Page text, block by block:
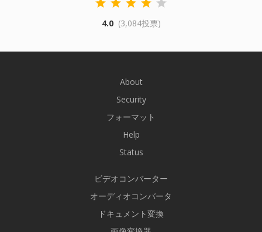
4.0 (3,084投票)
About
Security
フォーマット
Help
Status
ビデオコンバーター
オーディオコンバータ
ドキュメント変換